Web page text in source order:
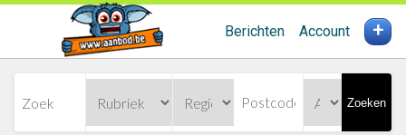
Berichten Account +
Zoeken